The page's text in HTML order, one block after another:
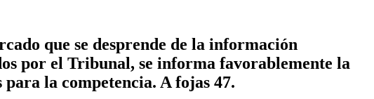
que se desprende de la información
por el Tribunal, se informa favorablemente la
la competencia. A fojas 47.